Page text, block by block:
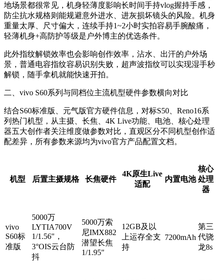
地场景都很常见，机身轻薄度影响长时间手持vlog握持手感，
防尘抗水规格则能规避意外进水、进灰损坏镜头的风险。机身
重量太厚、尺寸偏大，连续手持1~2小时实拍容易手腕酸痛，
轻薄机身+高防护等级是户外博主的优选条件。
此外指纹解锁效率也会影响创作效率，沾水、出汗的户外场
景，普通电容指纹容易识别失败，超声波指纹可以实现湿手秒
解锁，随手拿机就能快速开拍。
二、vivo S60系列与同档位主流机型硬件参数横向对比
结合S60标准版、元气版官方硬件信息，对标S50、Reno16系
列热门机型，从主摄、长焦、4K Live功能、电池、核心处理
器五大创作者关注维度做参数对比，直观区分不同机型创作适
配差异，所有参数来源均为vivo官方产品配置文档。
机型 后置主摄规格 长焦硬件
4K原生Live
适配
内置电池
核心
处理
器
vivo
S60标
准版
5000万
LYTIA700V
1/1.56"，
3°OIS云台防
抖
5000万索
尼IMX882
潜望长焦
1/1.95"
12GB及以
上运存全支
持
7200mAh
第三
代骁
龙8s